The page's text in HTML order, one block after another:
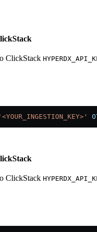
ClickStack
'<YOUR_INGESTION_KEY>'
ClickStack